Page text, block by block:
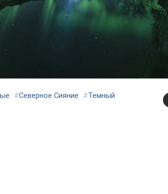
#Северное Сияние #Темный